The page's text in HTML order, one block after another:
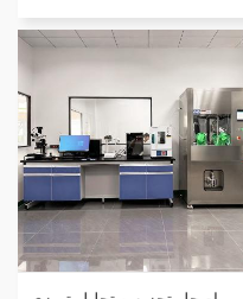
محدودیت های تشخیص دقت و
دقت قابل توجه کمتر از همیشه
اندازه بگیرید به مجهولات بدون
توجه به مایع، جامد یا پودر بودن
آنها تسلط پیدا کنید چه برگ
درخت، چه پلاستیک، روغن،
گرانیت یا شیشه… محدوده
عنصری: Na-U